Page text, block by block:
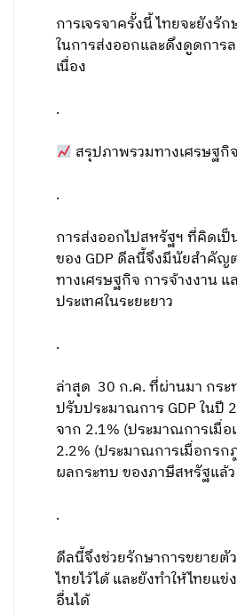
การเจรจาครั้งนี้ ไทยจะยังรั
ในการส่งออกและดึงดูดการ
เนื่อง
.
สรุปภาพรวมทางเศรษฐกิจ
.
การส่งออกไปสหรัฐฯ ที่คิดเ
ของ GDP ดีลนี้จึงมีนัยสำคั
ทางเศรษฐกิจ การจ้างงาน
ประเทศในระยะยาว
.
ล่าสุด 30 ก.ค. ที่ผ่านมา กระ
ปรับประมาณการ GDP ในปี
จาก 2.1% (ประมาณการเมื่อ
2.2% (ประมาณการเมื่อกรก
ผลกระทบ ของภาษีสหรัฐแล้ว
.
ดีลนี้จึงช่วยรักษาการขยายตั
ไทยไว้ได้ และยังทำให้ไทยแ
อื่นได้